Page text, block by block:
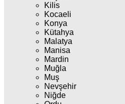
Kilis
Kocaeli
Konya
Kütahya
Malatya
Manisa
Mardin
Muğla
Muş
Nevşehir
Niğde